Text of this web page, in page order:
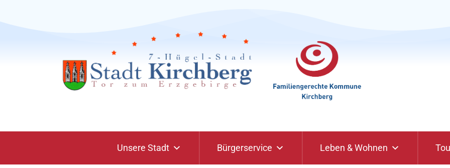
Unsere Stadt Bürgerservice Leben & Wohnen